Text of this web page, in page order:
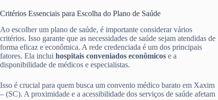
Critérios Essenciais para Escolha do Plano de Saúde
Ao escolher um plano de saúde, é importante considerar vários
critérios. Isso garante que as necessidades de saúde sejam atendidas de
forma eficaz e econômica. A rede credenciada é um dos principais
fatores. Ela inclui hospitais conveniados econômicos e a
disponibilidade de médicos e especialistas.
Isso é crucial para quem busca um convenio médico barato em Xaxim
– (SC). A proximidade e a acessibilidade dos serviços de saúde afetam